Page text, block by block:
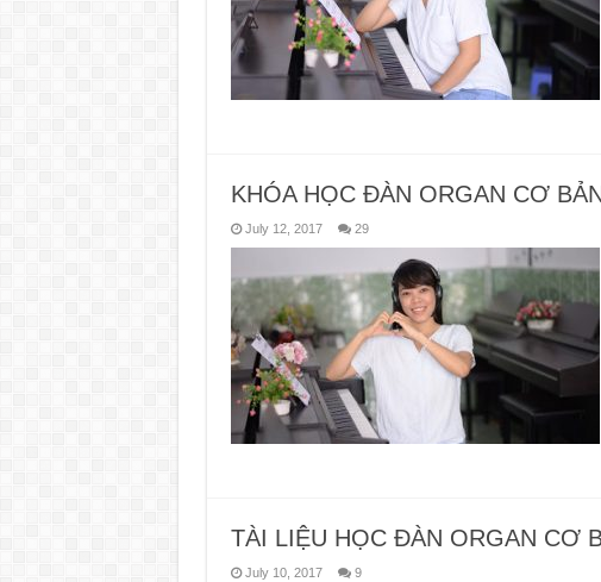
KHÓA HỌC ĐÀN ORGAN CƠ
July 12, 2017 29
TÀI LIỆU HỌC ĐÀN ORGAN CƠ
July 10, 2017 9